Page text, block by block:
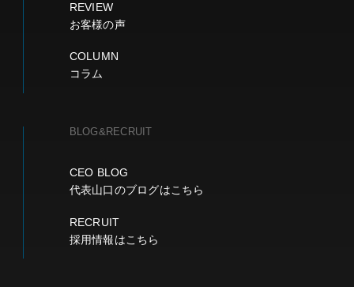
REVIEW
お客様の声
COLUMN
コラム
BLOG&RECRUIT
CEO BLOG
代表山口のブログはこちら
RECRUIT
採用情報はこちら